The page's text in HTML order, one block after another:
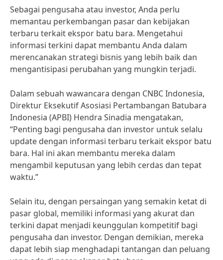
Sebagai pengusaha atau investor, Anda perlu
memantau perkembangan pasar dan kebijakan
terbaru terkait ekspor batu bara. Mengetahui
informasi terkini dapat membantu Anda dalam
merencanakan strategi bisnis yang lebih baik dan
mengantisipasi perubahan yang mungkin terjadi.
Dalam sebuah wawancara dengan CNBC Indonesia,
Direktur Eksekutif Asosiasi Pertambangan Batubara
Indonesia (APBI) Hendra Sinadia mengatakan,
“Penting bagi pengusaha dan investor untuk selalu
update dengan informasi terbaru terkait ekspor batu
bara. Hal ini akan membantu mereka dalam
mengambil keputusan yang lebih cerdas dan tepat
waktu.”
Selain itu, dengan persaingan yang semakin ketat di
pasar global, memiliki informasi yang akurat dan
terkini dapat menjadi keunggulan kompetitif bagi
pengusaha dan investor. Dengan demikian, mereka
dapat lebih siap menghadapi tantangan dan peluang